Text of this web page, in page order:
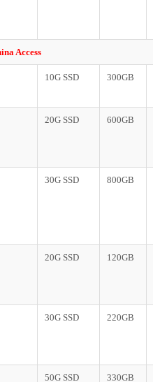
Access
10G SSD 300GB
20G SSD 600GB
30G SSD 800GB
20G SSD 120GB
30G SSD 220GB
50G SSD 330GB